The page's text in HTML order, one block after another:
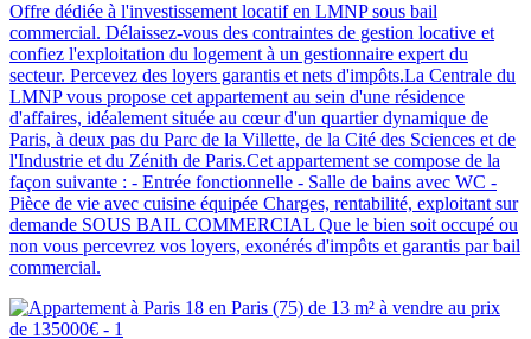
Offre dédiée à l'investissement locatif en LMNP sous bail
commercial. Délaissez-vous des contraintes de gestion locative et
confiez l'exploitation du logement à un gestionnaire expert du
secteur. Percevez des loyers garantis et nets d'impôts.La Centrale du
LMNP vous propose cet appartement au sein d'une résidence
d'affaires, idéalement située au cœur d'un quartier dynamique de
Paris, à deux pas du Parc de la Villette, de la Cité des Sciences et de
l'Industrie et du Zénith de Paris.Cet appartement se compose de la
façon suivante : - Entrée fonctionnelle - Salle de bains avec WC -
Pièce de vie avec cuisine équipée Charges, rentabilité, exploitant sur
demande SOUS BAIL COMMERCIAL Que le bien soit occupé ou
non vous percevrez vos loyers, exonérés d'impôts et garantis par bail
commercial.